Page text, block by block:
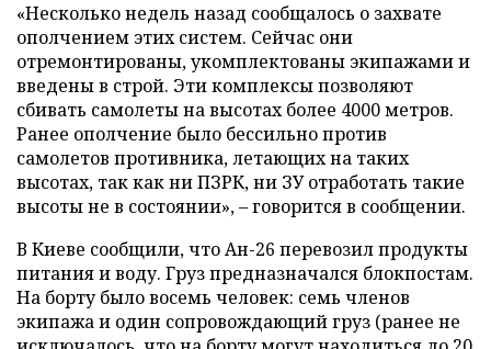
«Несколько недель назад сообщалось о захвате
ополчением этих систем. Сейчас они
отремонтированы, укомплектованы экипажами и
введены в строй. Эти комплексы позволяют
сбивать самолеты на высотах более 4000 метров.
Ранее ополчение было бессильно против
самолетов противника, летающих на таких
высотах, так как ни ПЗРК, ни ЗУ отработать такие
высоты не в состоянии»,–говорится в сообщении.
В Киеве сообщили, что Ан-26 перевозил продукты
питания и воду. Груз предназначался блокпостам.
На борту было восемь человек: семь членов
экипажа и один сопровождающий груз (ранее не